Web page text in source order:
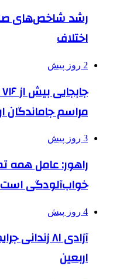
رشد شاخص‌های
اختلاف
2 روز پیش
مراسم جاماندگان
3 روز پیش
راهور: عامل همه
خواب‌آلودگی است
4 روز پیش
آزادی ۸۱
اربعین